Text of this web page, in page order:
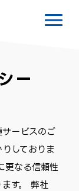
ー
ービスのご
しておりま
更なる信頼性
す。 弊社